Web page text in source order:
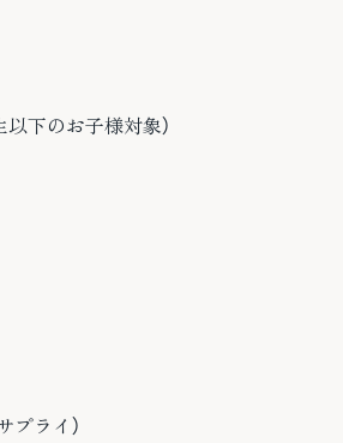
下のお子様対象）
ライ）